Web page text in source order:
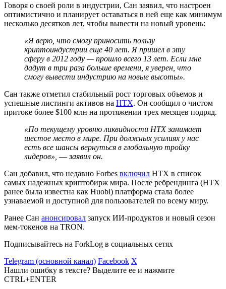
Говоря о своей роли в индустрии, Сан заявил, что настроен
оптимистично и планирует оставаться в ней еще как минимум
несколько десятков лет, чтобы вывести на новый уровень:
«Я верю, что смогу приносить пользу
криптоиндустрии еще 40 лет. Я пришел в эту
сферу в 2012 году — прошло всего 13 лет. Если мне
дадут в три раза больше времени, я уверен, что
смогу вывести индустрию на новые высоты».
Сан также отметил стабильный рост торговых объемов и
успешные листинги активов на HTX. Он сообщил о чистом
притоке более $100 млн на протяжении трех месяцев подряд.
«По текущему уровню ликвидности HTX занимает
шестое место в мире. При должных усилиях у нас
есть все шансы вернуться в глобальную тройку
лидеров», ― заявил он.
Сан добавил, что недавно Forbes включил HTX в список
самых надежных криптобирж мира. После ребрендинга (HTX
ранее была известна как Huobi) платформа стала более
узнаваемой и доступной для пользователей по всему миру.
Ранее Сан анонсировал запуск ИИ-продуктов и новый сезон
мем-токенов на TRON.
Подписывайтесь на ForkLog в социальных сетях
Telegram (основной канал) Facebook X
Нашли ошибку в тексте? Выделите ее и нажмите
CTRL+ENTER